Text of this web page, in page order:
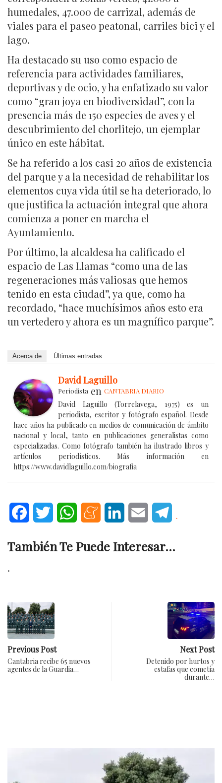
humedales, 47.000 de carrizal, además de
viales para el paseo peatonal, carriles bici y el
lago.
Ha destacado su uso como espacio de
referencia para actividades familiares,
deportivas y de ocio, y ha enfatizado su valor
como “gran joya en biodiversidad”, con la
presencia más de 150 especies de aves y el
descubrimiento del chorlitejo, un ejemplar
único en este hábitat.
Se ha referido a los casi 20 años de existencia
del parque y a la necesidad de rehabilitar los
elementos cuya vida útil se ha deteriorado, lo
que justifica la actuación integral que ahora
comienza a poner en marcha el
Ayuntamiento.
Por último, la alcaldesa ha calificado el
espacio de Las Llamas “como una de las
regeneraciones más valiosas que hemos
tenido en esta ciudad”, ya que, como ha
recordado, “hace muchísimos años esto era
un vertedero y ahora es un magnífico parque”.
Acerca de Últimas entradas
David Laguillo
Periodista en CANTABRIA DIARIO
David Laguillo (Torrelavega, 1975) es un
periodista, escritor y fotógrafo español. Desde
hace años ha publicado en medios de comunicación de ámbito
nacional y local, tanto en publicaciones generalistas como
especializadas. Como fotógrafo también ha ilustrado libros y
artículos periodísticos. Más información en
https://www.davidlaguillo.com/biografia
FacebookTwitter WhatsAppMeneameLinkedInEmail .
También Te Puede Interesar...
.
Previous Post
Cantabria recibe 65 nuevos
agentes de la Guardia…
Next Post
Detenido por hurtos y
estafas que cometía
durante…